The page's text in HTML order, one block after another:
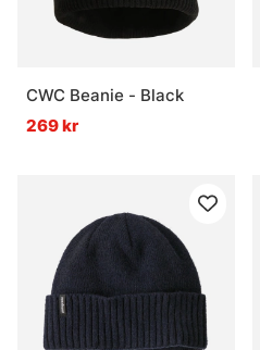
CWC Beanie - Black
269 kr